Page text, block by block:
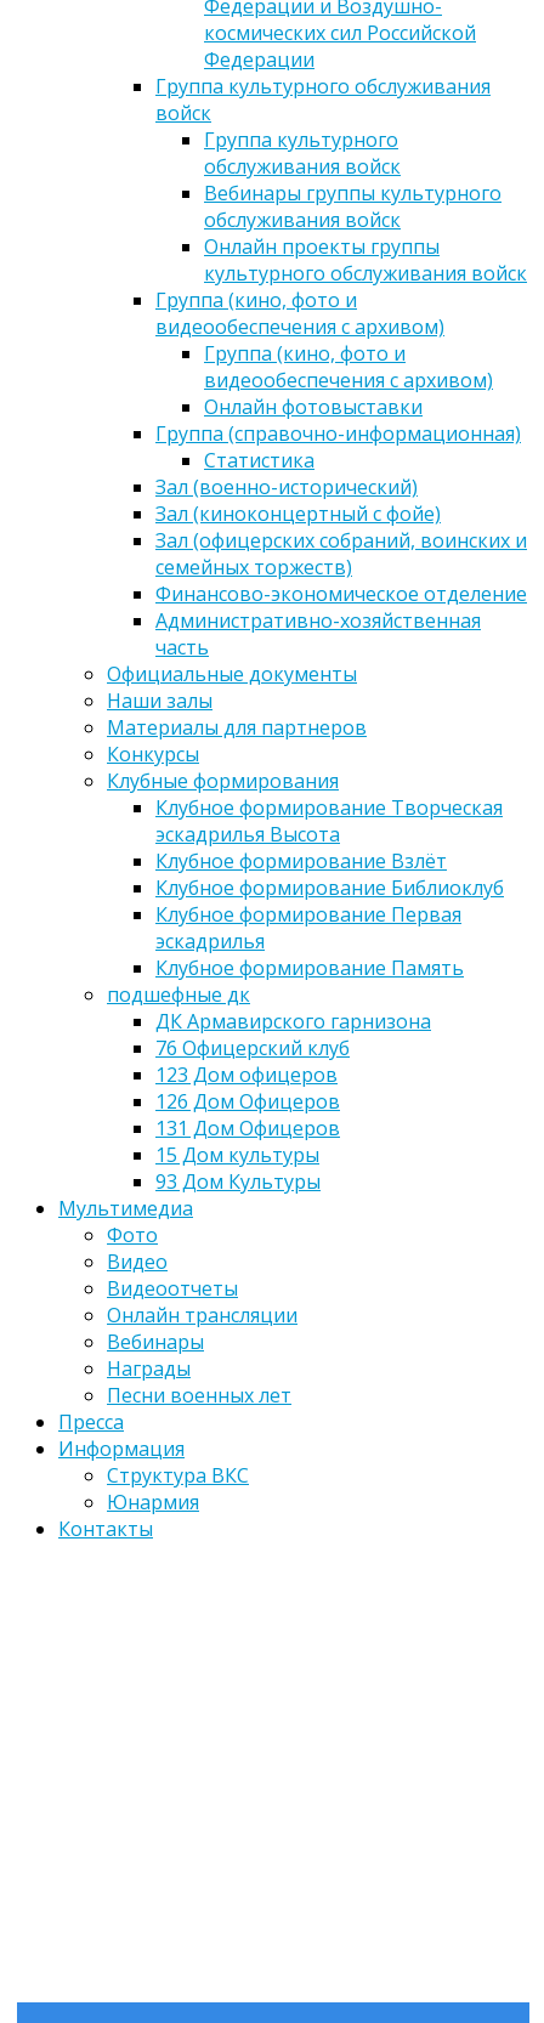
Федерации и Воздушно-
космических сил Российской
Федерации
Группа культурного обслуживания
войск
Группа культурного
обслуживания войск
Вебинары группы культурного
обслуживания войск
Онлайн проекты группы
культурного обслуживания войск
Группа (кино, фото и
видеообеспечения с архивом)
Группа (кино, фото и
видеообеспечения с архивом)
Онлайн фотовыставки
Группа (справочно-информационная)
Статистика
Зал (военно-исторический)
Зал (киноконцертный с фойе)
Зал (офицерских собраний, воинских и
семейных торжеств)
Финансово-экономическое отделение
Административно-хозяйственная
часть
Официальные документы
Наши залы
Материалы для партнеров
Конкурсы
Клубные формирования
Клубное формирование Творческая
эскадрилья Высота
Клубное формирование Взлёт
Клубное формирование Библиоклуб
Клубное формирование Первая
эскадрилья
Клубное формирование Память
подшефные дк
ДК Армавирского гарнизона
76 Офицерский клуб
123 Дом офицеров
126 Дом Офицеров
131 Дом Офицеров
15 Дом культуры
93 Дом Культуры
Мультимедиа
Фото
Видео
Видеоотчеты
Онлайн трансляции
Вебинары
Награды
Песни военных лет
Пресса
Информация
Структура ВКС
Юнармия
Контакты